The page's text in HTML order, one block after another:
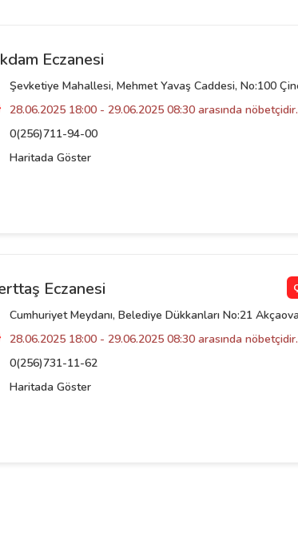
Eczanesi
Şevketiye Mahallesi, Mehmet Yavaş Caddesi, No:100
28.06.2025 18:00 - 29.06.2025 08:30 arasında nöbetçidir.
0(256)711-94-00
Haritada Göster
Eczanesi
Cumhuriyet Meydanı, Belediye Dükkanları No:21
28.06.2025 18:00 - 29.06.2025 08:30 arasında nöbetçidir.
0(256)731-11-62
Haritada Göster